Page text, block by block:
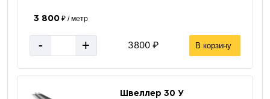
3 800₽ / метр
- + 3800 ₽ В корзину
Швеллер 30 У